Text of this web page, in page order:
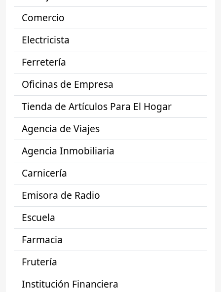
Comercio
Electricista
Ferretería
Oficinas de Empresa
Tienda de Artículos Para El Hogar
Agencia de Viajes
Agencia Inmobiliaria
Carnicería
Emisora de Radio
Escuela
Farmacia
Frutería
Institución Financiera